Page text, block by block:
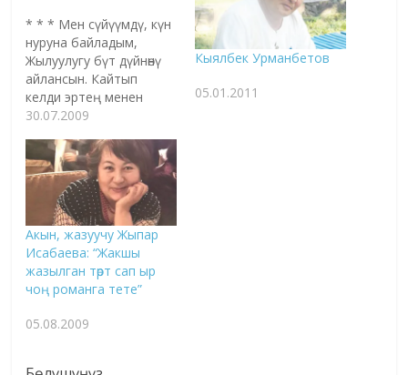
* * * Мен сүйүүмдү, күн
нуруна байладым,
Жылуулугу бүт дүйнөнү
айлансын. Кайтып
келди эртең менен
кайрадан, Таппагандай
Мен сүйүүмдү, шамал
менен айдадым, Сага
келип жылуу колуң
кармасын. Куюн сымал
кайра айланат өзүмдү,
Таппагансып сага баруу
айласын... Мен сүйүүмдү
булуттарга карматтым,
Тамчы болуп сенин
жүзүң аймасын.
Кетпей…
30.07.2009
Кыялбек Урманбетов
05.01.2011
Акын, жазуучу Жыпар
Исабаева: “Жакшы
жазылган төрт сап ыр
чоң романга тете”
05.08.2009